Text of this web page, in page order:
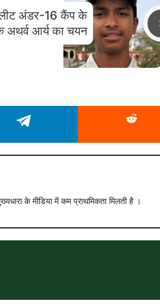
अंडर-16 कैंप के
अथर्व आर्य का चयन
के मीडिया में कम प्राथमिकता मिलती है ।